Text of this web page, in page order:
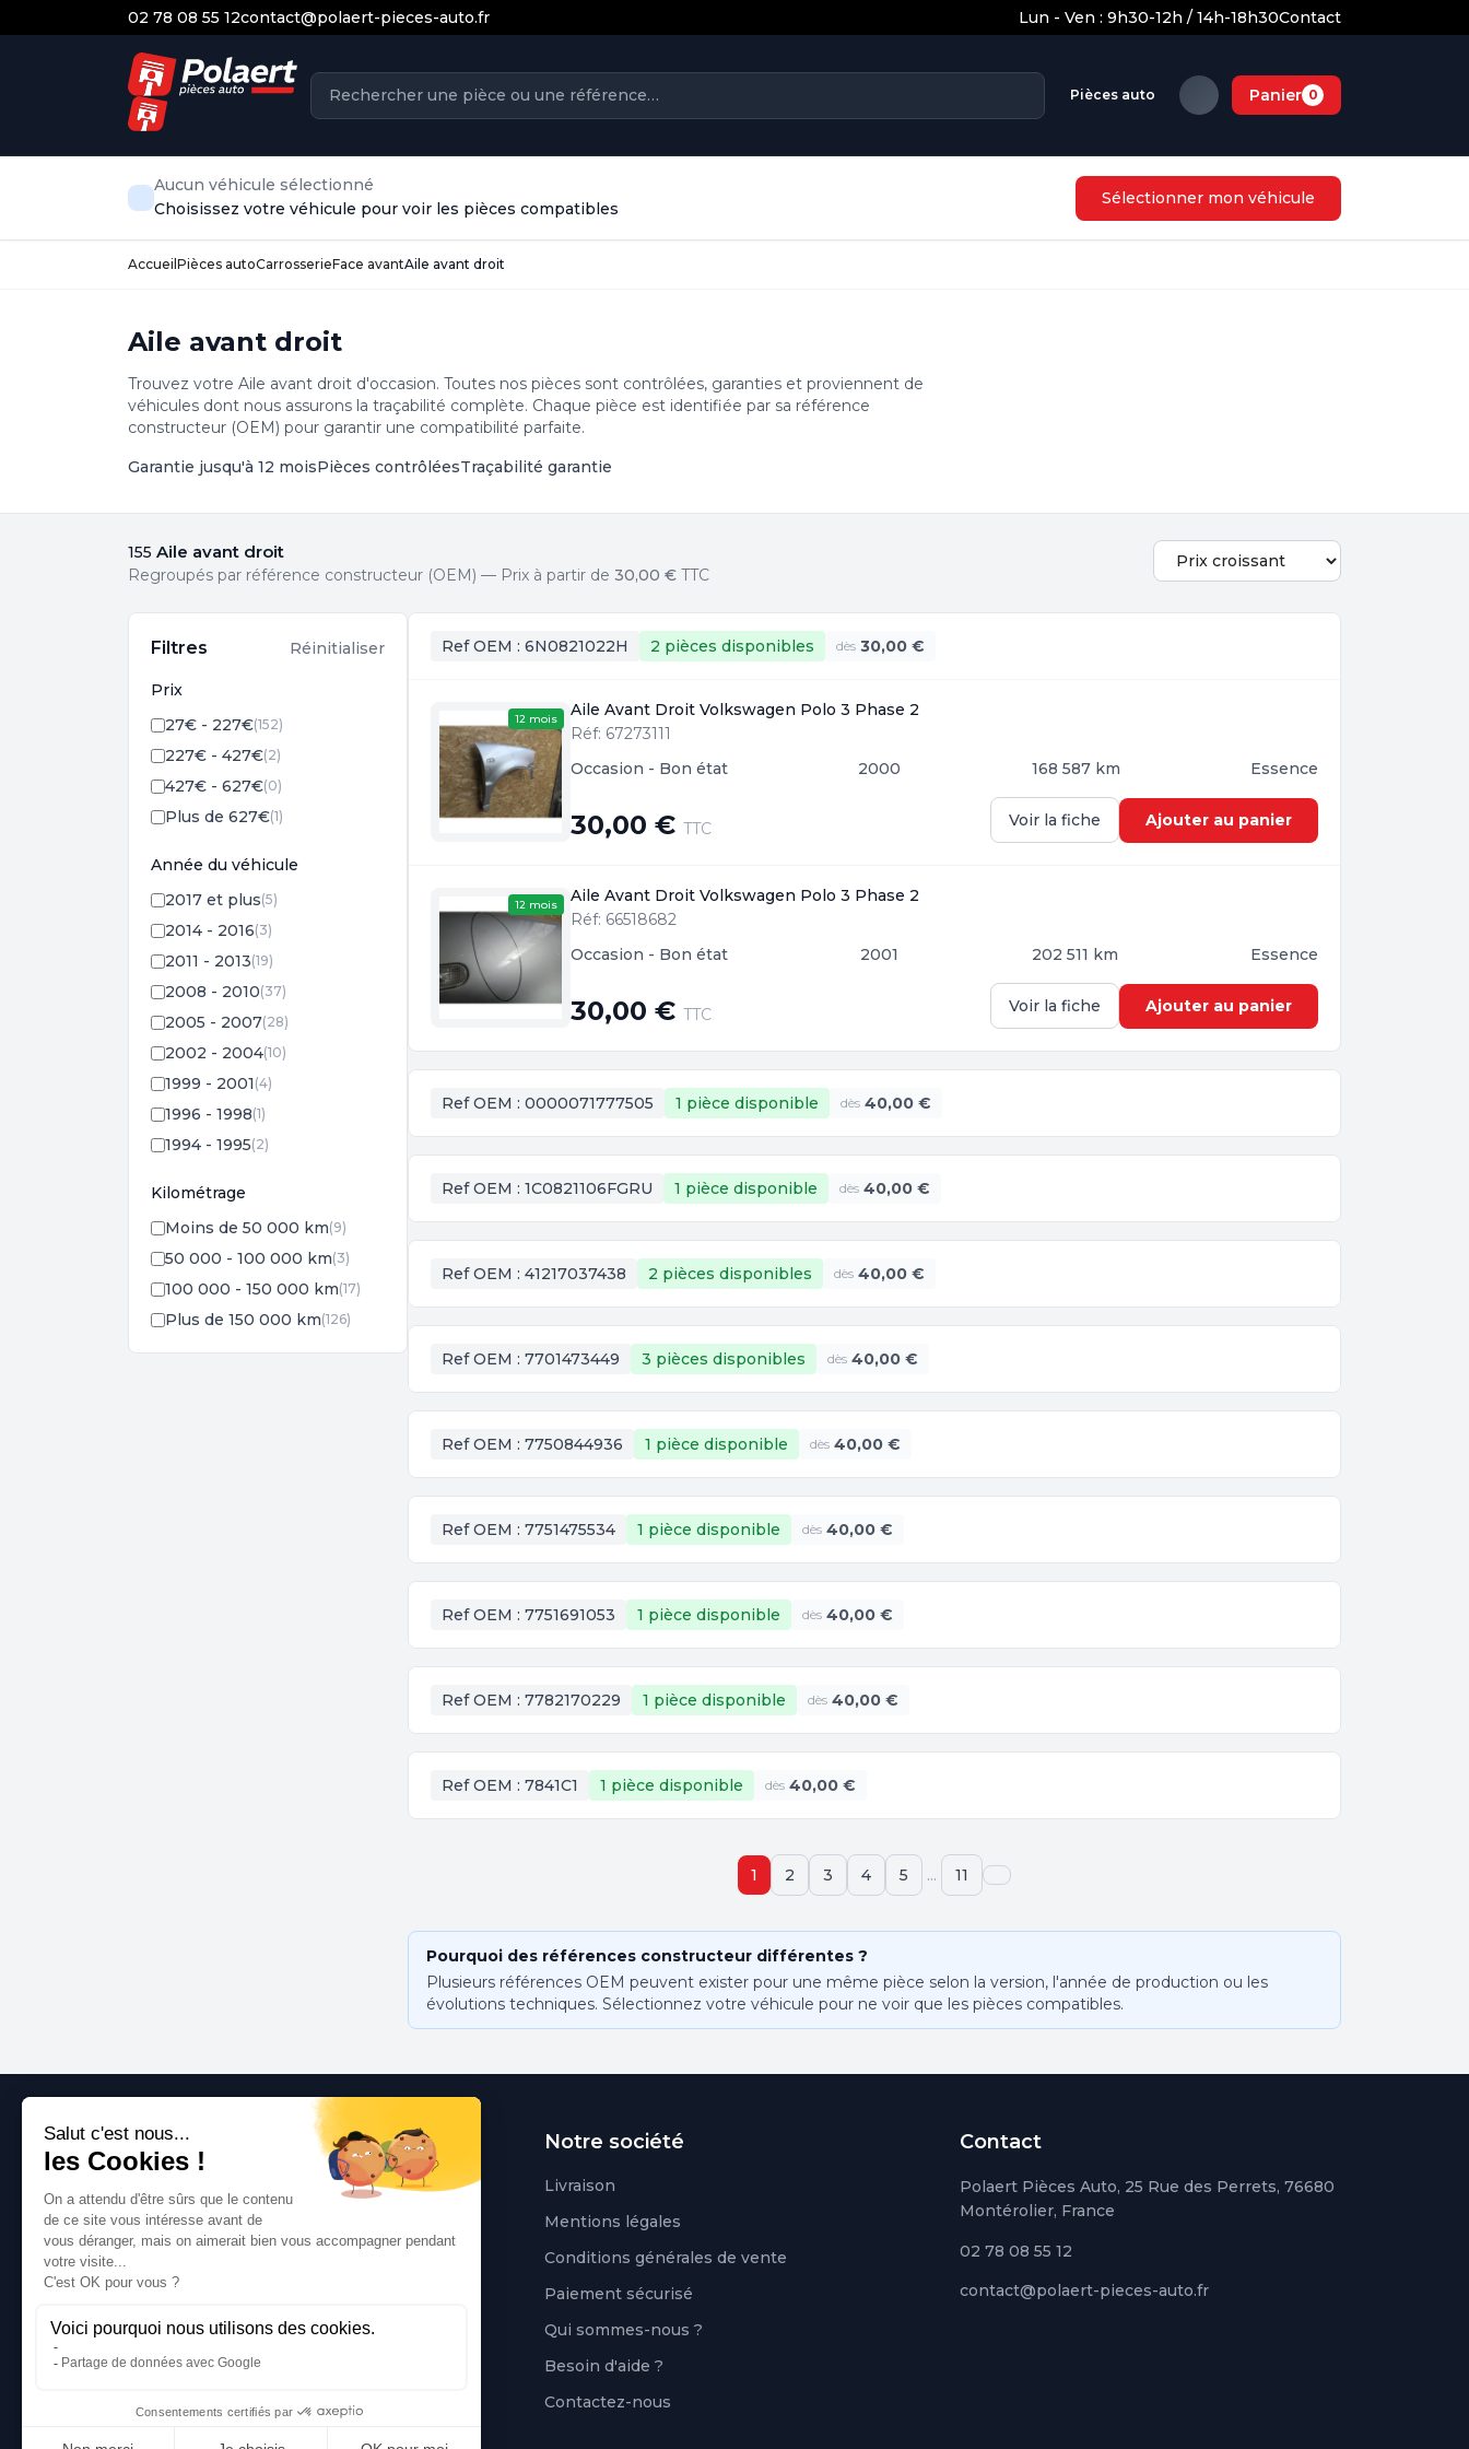
02 78 08 55 12contact@polaert-pieces-auto.fr Lun - Ven : 9h30-12h / 14h-18h30Contact
Pièces auto Panier 0
Aucun véhicule sélectionné
Choisissez votre véhicule pour voir les pièces compatibles
Sélectionner mon véhicule
Accueil Pièces autoCarrosserieFace avantAile avant droit
Aile avant droit
Trouvez votre Aile avant droit d'occasion. Toutes nos pièces sont contrôlées, garanties et proviennent de
véhicules dont nous assurons la traçabilité complète. Chaque pièce est identifiée par sa référence
constructeur (OEM) pour garantir une compatibilité parfaite.
Garantie jusqu'à 12 moisPièces contrôléesTraçabilité garantie
155 Aile avant droit
Regroupés par référence constructeur (OEM) — Prix à partir de 30,00 € TTC
Filtres Réinitialiser
Prix
27€ - 227€(152)
227€ - 427€(2)
427€ - 627€(0)
Plus de 627€(1)
Année du véhicule
2017 et plus(5)
2014 - 2016(3)
2011 - 2013(19)
2008 - 2010(37)
2005 - 2007(28)
2002 - 2004(10)
1999 - 2001 (4)
1996 - 1998(1)
1994 - 1995(2)
Kilométrage
Moins de 50 000 km(9)
50 000 - 100 000 km(3)
100 000 - 150 000 km(17)
Plus de 150 000 km(126)
Ref OEM : 6N0821022H 2 pièces disponibles dès 30,00 €
12 mois
Aile Avant Droit Volkswagen Polo 3 Phase 2
Réf: 67273111
Occasion - Bon état
2000 168 587 km Essence
30,00 € TTC Voir la fiche Ajouter au panier
12 mois
Aile Avant Droit Volkswagen Polo 3 Phase 2
Réf: 66518682
Occasion - Bon état
2001 202 511 km Essence
30,00 € TTC Voir la fiche Ajouter au panier
Ref OEM : 0000071777505 1 pièce disponible dès 40,00 €
Ref OEM : 1C0821106FGRU 1 pièce disponible dès 40,00 €
Ref OEM : 41217037438 2 pièces disponibles dès 40,00 €
Ref OEM : 7701473449 3 pièces disponibles dès 40,00 €
Ref OEM : 7750844936 1 pièce disponible dès 40,00 €
Ref OEM : 7751475534 1 pièce disponible dès 40,00 €
Ref OEM : 7751691053 1 pièce disponible dès 40,00 €
Ref OEM : 7782170229 1 pièce disponible dès 40,00 €
Ref OEM : 7841C1 1 pièce disponible dès 40,00 €
1 2 3 4 5 ... 11
Pourquoi des références constructeur différentes ?
Plusieurs références OEM peuvent exister pour une même pièce selon la version, l'année de production ou les
évolutions techniques. Sélectionnez votre véhicule pour ne voir que les pièces compatibles.
Le spécialiste français de la vente de pièces
automobiles d'occasion. Qualité, expertise et
service depuis 15 ans.
Notre société
Livraison
Mentions légales
Conditions générales de vente
Paiement sécurisé
Qui sommes-nous ?
Besoin d'aide ?
Contactez-nous
Contact
Polaert Pièces Auto, 25 Rue des Perrets, 76680
Montérolier, France
02 78 08 55 12
contact@polaert-pieces-auto.fr